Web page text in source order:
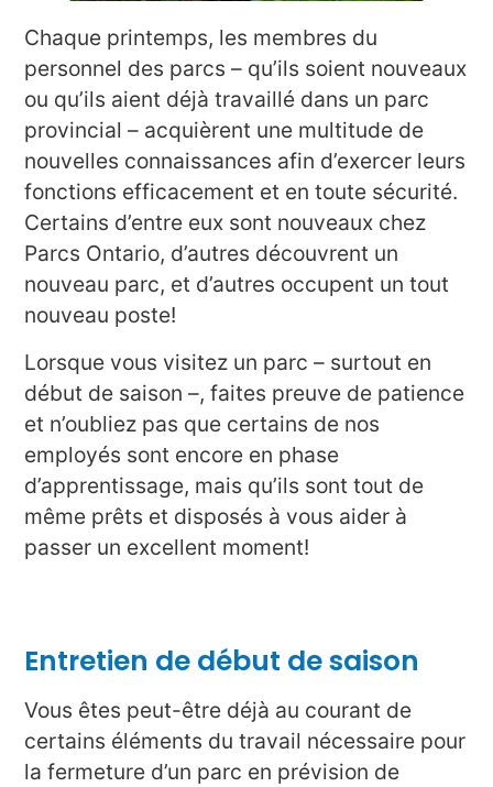
Chaque printemps, les membres du
personnel des parcs – qu’ils soient nouveaux
ou qu’ils aient déjà travaillé dans un parc
provincial – acquièrent une multitude de
nouvelles connaissances afin d’exercer leurs
fonctions efficacement et en toute sécurité.
Certains d’entre eux sont nouveaux chez
Parcs Ontario, d’autres découvrent un
nouveau parc, et d’autres occupent un tout
nouveau poste!
Lorsque vous visitez un parc – surtout en
début de saison –, faites preuve de patience
et n’oubliez pas que certains de nos
employés sont encore en phase
d’apprentissage, mais qu’ils sont tout de
même prêts et disposés à vous aider à
passer un excellent moment!
Entretien de début de saison
Vous êtes peut-être déjà au courant de
certains éléments du travail nécessaire pour
la fermeture d’un parc en prévision de